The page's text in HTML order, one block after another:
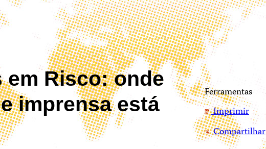
em Risco: onde
imprensa está
Ferramentas
Imprimir
Compartilhar